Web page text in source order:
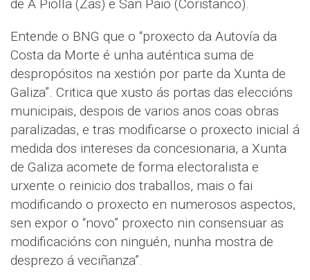
de A Piolla (Zas) e San Paio (Coristanco).
Entende o BNG que o “proxecto da Autovía da
Costa da Morte é unha auténtica suma de
despropósitos na xestión por parte da Xunta de
Galiza”. Critica que xusto ás portas das eleccións
municipais, despois de varios anos coas obras
paralizadas, e tras modificarse o proxecto inicial á
medida dos intereses da concesionaria, a Xunta
de Galiza acomete de forma electoralista e
urxente o reinicio dos traballos, mais o fai
modificando o proxecto en numerosos aspectos,
sen expor o “novo” proxecto nin consensuar as
modificacións con ninguén, nunha mostra de
desprezo á veciñanza”.